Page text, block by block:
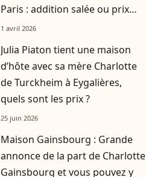
Paris : addition salée ou prix
doux ? On a décortiqué leur
1 avril 2026
Julia Piaton tient une maison
d’hôte avec sa mère Charlotte
de Turckheim à Eygalières,
quels sont les prix ?
25 juin 2026
Maison Gainsbourg : Grande
annonce de la part de Charlotte
Gainsbourg et vous pouvez y